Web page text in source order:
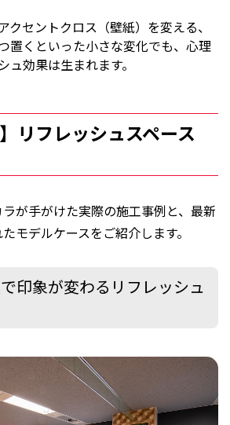
クセントクロス（壁紙）を変える、
置くといった小さな変化でも、心理
ュ効果は生まれます。
リフレッシュスペース
が手がけた実際の施工事例と、最新
モデルケースをご紹介します。
印象が変わるリフレッシュ